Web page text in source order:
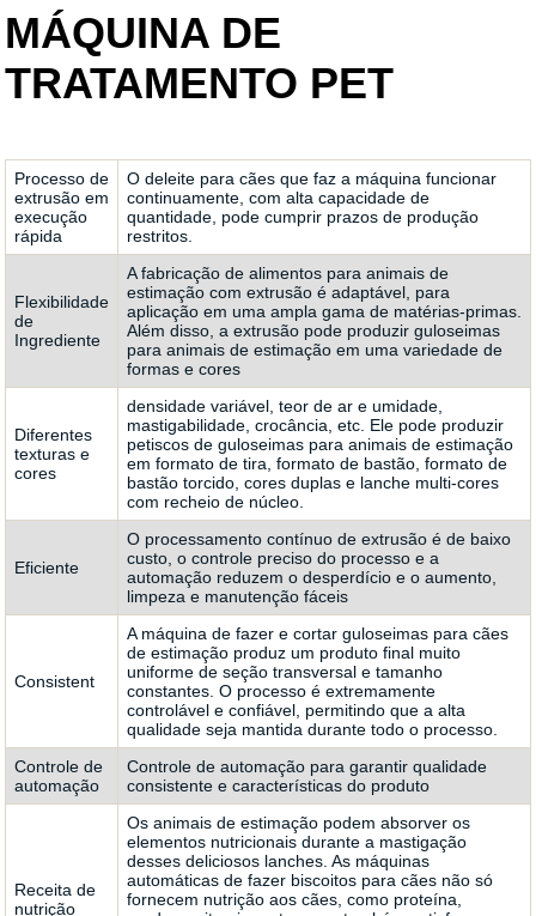
MÁQUINA DE
TRATAMENTO PET
Processo de
extrusão em
execução
rápida
O deleite para cães que faz a máquina funcionar
continuamente, com alta capacidade de
quantidade, pode cumprir prazos de produção
restritos.
Flexibilidade
de
Ingrediente
A fabricação de alimentos para animais de
estimação com extrusão é adaptável, para
aplicação em uma ampla gama de matérias-primas.
Além disso, a extrusão pode produzir guloseimas
para animais de estimação em uma variedade de
formas e cores
Diferentes
texturas e
cores
densidade variável, teor de ar e umidade,
mastigabilidade, crocância, etc. Ele pode produzir
petiscos de guloseimas para animais de estimação
em formato de tira, formato de bastão, formato de
bastão torcido, cores duplas e lanche multi-cores
com recheio de núcleo.
Eficiente
O processamento contínuo de extrusão é de baixo
custo, o controle preciso do processo e a
automação reduzem o desperdício e o aumento,
limpeza e manutenção fáceis
Consistent
A máquina de fazer e cortar guloseimas para cães
de estimação produz um produto final muito
uniforme de seção transversal e tamanho
constantes. O processo é extremamente
controlável e confiável, permitindo que a alta
qualidade seja mantida durante todo o processo.
Controle de
automação
Controle de automação para garantir qualidade
consistente e características do produto
Receita de
nutrição
Os animais de estimação podem absorver os
elementos nutricionais durante a mastigação
desses deliciosos lanches. As máquinas
automáticas de fazer biscoitos para cães não só
fornecem nutrição aos cães, como proteína,